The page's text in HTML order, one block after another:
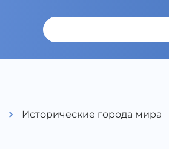
Исторические города мира